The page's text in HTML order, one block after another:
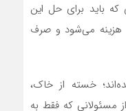
که باید برای حل این
هزینه می‌شود و صرف
خسته از خاک،
مسئولانی که فقط به